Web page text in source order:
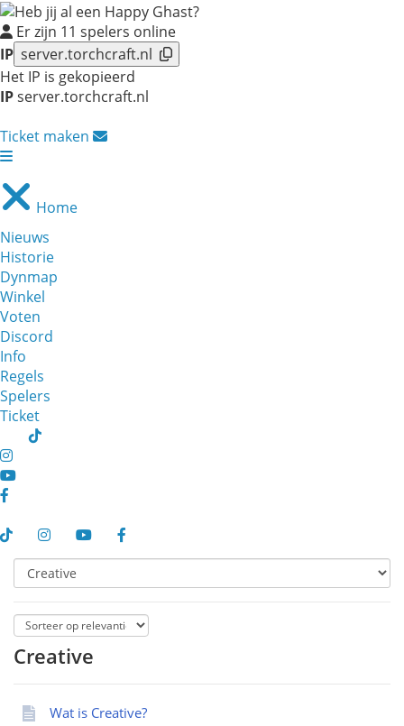
Er zijn 11 spelers online
IP server.torchcraft.nl
Het IP is gekopieerd
IPserver.torchcraft.nl
Ticket maken
Home
Nieuws
Historie
Dynmap
Winkel
Voten
Discord
Info
Regels
Spelers
Ticket
Creative
Wat is Creative?